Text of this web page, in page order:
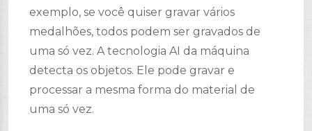
exemplo, se você quiser gravar vários
medalhões, todos podem ser gravados de
uma só vez. A tecnologia AI da máquina
detecta os objetos. Ele pode gravar e
processar a mesma forma do material de
uma só vez.